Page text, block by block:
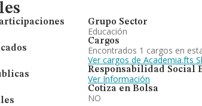
Grupo Sector
Educación
Cargos
Encontrados 1 cargos en
Ver cargos de Academia.fts
Responsabilidad Social
Ver Información
Cotiza en Bolsa
NO